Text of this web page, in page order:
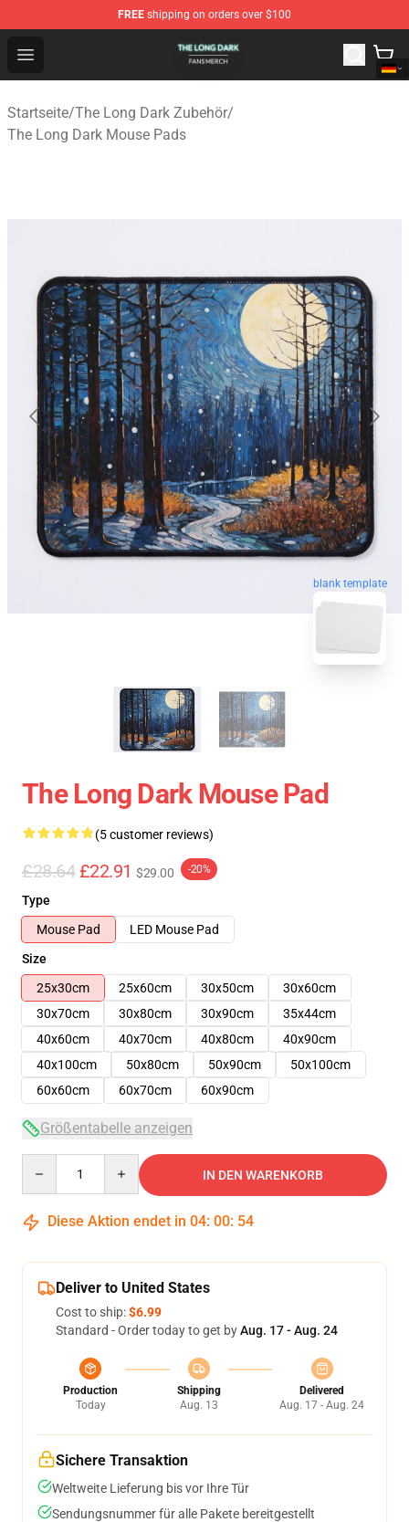
FREE shipping on orders over $100
Open menu
The Long Dark Shop - Official The Long Dark
Startseite/The Long Dark Zubehör/
The Long Dark Mouse Pads
blank template
The Long Dark Mouse Pad
(5 customer reviews)
£28.64 £22.91 $29.00 -20%
Type
Mouse Pad
LED Mouse Pad
Size
25x30cm
25x60cm 30x50cm
30x60cm
30x70cm
30x80cm 30x90cm
35x44cm
40x60cm
40x70cm 40x80cm
40x90cm
40x100cm
50x80cm 50x90cm
50x100cm
60x60cm
60x70cm 60x90cm
Größentabelle anzeigen
IN DEN WARENKORB
Diese Aktion endet in 04: 00: 53
Deliver to United States
Cost to ship:$6.99
Standard - Order today to get byAug. 17 - Aug. 24
Production
Today
Shipping
Aug. 13
Delivered
Aug. 17 - Aug. 24
Sichere Transaktion
Weltweite Lieferung bis vor Ihre Tür
Sendungsnummer für alle Pakete bereitgestellt